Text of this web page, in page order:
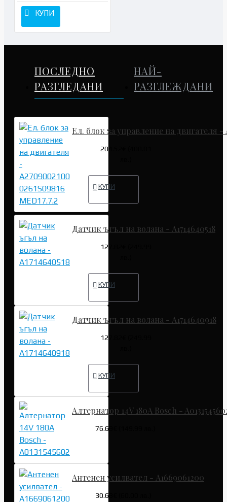
КУПИ
ПОСЛЕДНО
РАЗГЛЕДАНИ
НАЙ-
РАЗГЛЕЖДАНИ
Ел. блок за управление на двигателя -
204.52€ (400.01
КУПИ
Датчик ъгъл на волана - A1714640518
127.82€ (249.99
КУПИ
Датчик ъгъл на волана - A1714640918
127.82€ (249.99
КУПИ
Алтернатор 14V 180A Bosch -
76.69€ (149.99 лв.)
Антенен усилвател - A1669061200
30.68€ (60.00 лв.)